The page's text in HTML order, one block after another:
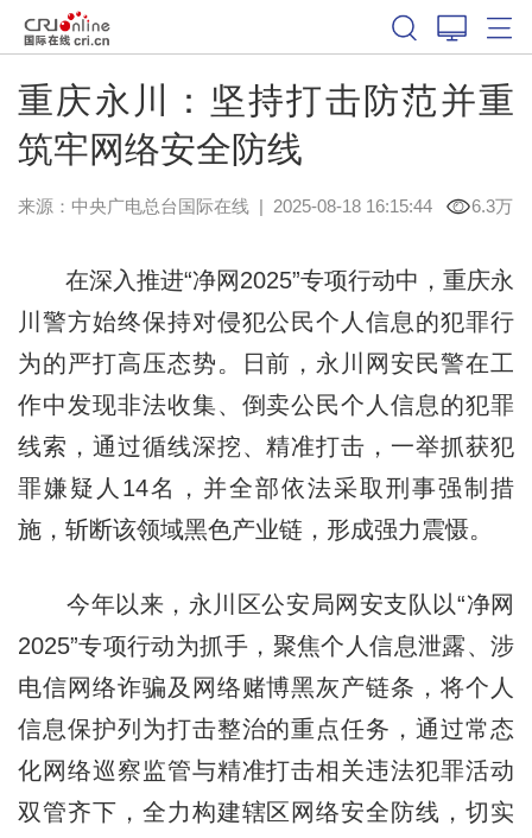
重庆永川：坚持打击防范并重
筑牢网络安全防线
来源：中央广电总台国际在线| 2025-08-18 16:15:44 6.3万
在深入推进“净网2025”专项行动中，重庆永
川警方始终保持对侵犯公民个人信息的犯罪行
为的严打高压态势。日前，永川网安民警在工
作中发现非法收集、倒卖公民个人信息的犯罪
线索，通过循线深挖、精准打击，一举抓获犯
罪嫌疑人14名，并全部依法采取刑事强制措
施，斩断该领域黑色产业链，形成强力震慑。
今年以来，永川区公安局网安支队以“净网
2025”专项行动为抓手，聚焦个人信息泄露、涉
电信网络诈骗及网络赌博黑灰产链条，将个人
信息保护列为打击整治的重点任务，通过常态
化网络巡察监管与精准打击相关违法犯罪活动
双管齐下，全力构建辖区网络安全防线，切实